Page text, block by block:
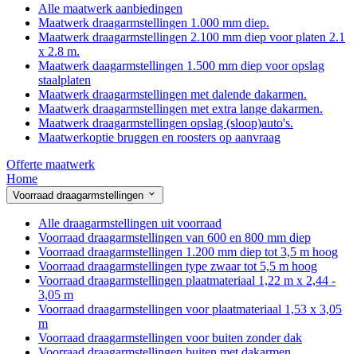
Alle maatwerk aanbiedingen
Maatwerk draagarmstellingen 1.000 mm diep.
Maatwerk draagarmstellingen 2.100 mm diep voor platen 2.1
x 2.8 m.
Maatwerk daagarmstellingen 1.500 mm diep voor opslag
staalplaten
Maatwerk draagarmstellingen met dalende dakarmen.
Maatwerk draagarmstellingen met extra lange dakarmen.
Maatwerk draagarmstellingen opslag (sloop)auto's.
Maatwerkoptie bruggen en roosters op aanvraag
Offerte maatwerk
Home
Voorraad draagarmstellingen
Alle draagarmstellingen uit voorraad
Voorraad draagarmstellingen van 600 en 800 mm diep
Voorraad draagarmstellingen 1.200 mm diep tot 3,5 m hoog
Voorraad draagarmstellingen type zwaar tot 5,5 m hoog
Voorraad draagarmstellingen plaatmateriaal 1,22 m x 2,44 -
3,05 m
Voorraad draagarmstellingen voor plaatmateriaal 1,53 x 3,05
m
Voorraad draagarmstellingen voor buiten zonder dak